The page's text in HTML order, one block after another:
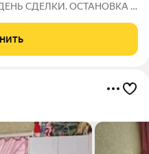
СДЕЛКИ. ОСТАНОВКА 5
в ПОДАРОК НОВОМУ
И ВСЕ ВИДЫ